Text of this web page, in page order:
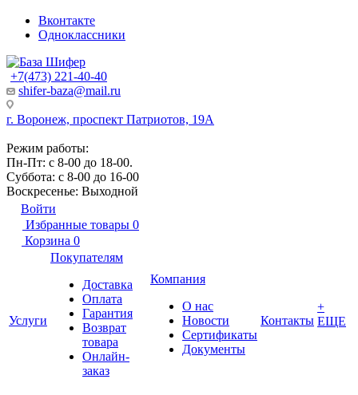
Вконтакте
Одноклассники
+7(473) 221-40-40
shifer-baza@mail.ru
г. Воронеж, проспект Патриотов, 19А
Режим работы:
Пн-Пт: с 8-00 до 18-00.
Суббота: с 8-00 до 16-00
Воскресенье: Выходной
Войти
Избранные товары 0
Корзина 0
Услуги
Покупателям
Доставка
Оплата
Гарантия
Возврат
товара
Онлайн-
заказ
Компания
О нас
Новости
Сертификаты
Документы
Контакты
+
ЕЩЕ